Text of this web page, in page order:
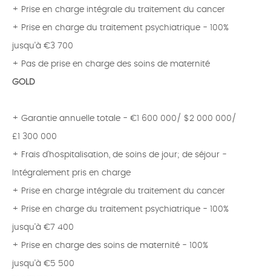
+ Prise en charge intégrale du traitement du cancer
+ Prise en charge du traitement psychiatrique - 100%
jusqu'à €3 700
+ Pas de prise en charge des soins de maternité
GOLD
+ Garantie annuelle totale - €1 600 000/ $2 000 000/
£1 300 000
+ Frais d'hospitalisation, de soins de jour; de séjour -
Intégralement pris en charge
+ Prise en charge intégrale du traitement du cancer
+ Prise en charge du traitement psychiatrique - 100%
jusqu'à €7 400
+ Prise en charge des soins de maternité - 100%
jusqu'à €5 500